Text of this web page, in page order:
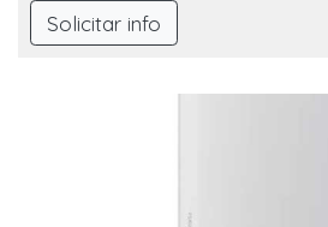
Solicitar info